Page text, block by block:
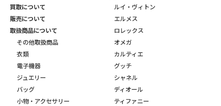
買取について
販売について
取扱商品について
その他取扱商品
衣類
電子機器
ジュエリー
バッグ
小物・アクセサリー
ルイ・ヴィトン
エルメス
ロレックス
オメガ
カルティエ
グッチ
シャネル
ディオール
ティファニー